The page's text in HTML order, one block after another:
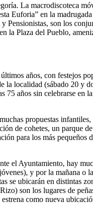
La macrodiscoteca
Euforia” en la
son los
la Plaza del Pueblo,
años, con festejos
localidad (sábado 20 y
75 años sin celebrarse en
propuestas
de cohetes, un parque
para los más pequeños
el Ayuntamiento, hay
y por la mañana
se ubicarán en distintas
son los lugares de
como nueva